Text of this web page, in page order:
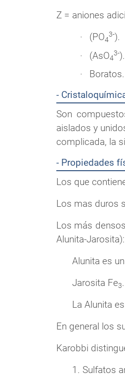
Z = aniones
(PO4
3-).
(AsO4
3-).
Boratos.
-
Son
aislados y
complicada, la
- Propiedades
Los que
Los mas duros
Los más
Alunita-Jarosita):
Alunita es
Jarosita Fe3.
La Alunita
En general los
Karobbi
1. Sulfatos